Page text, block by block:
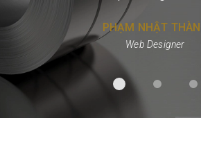
PHẠM NHẬT
Web Designer